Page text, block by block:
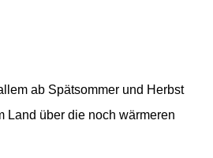
ab Spätsommer und Herbst
Land über die noch wärmeren